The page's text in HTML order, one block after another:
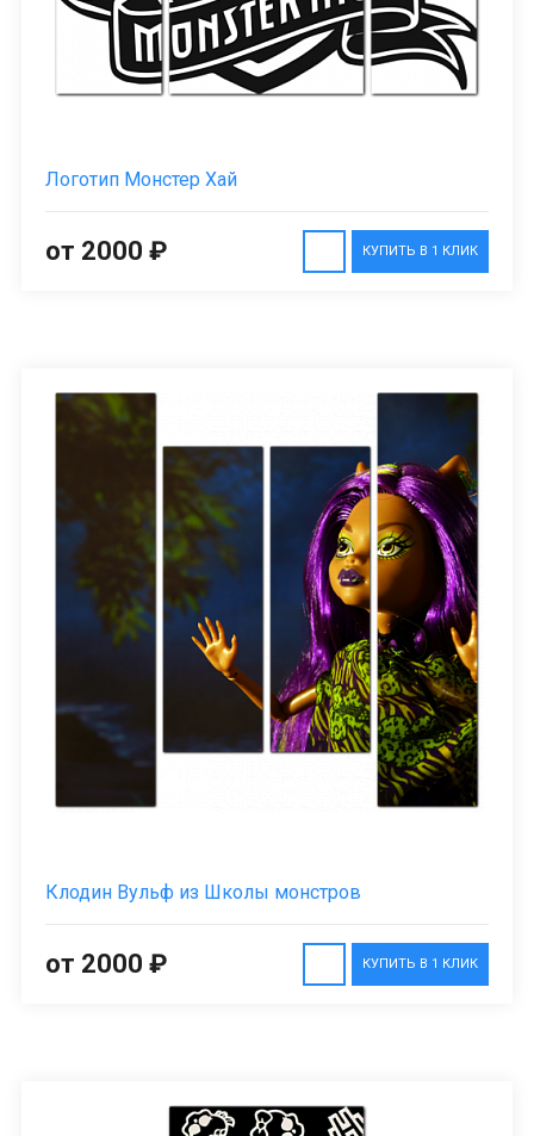
Логотип Монстер Хай
КУПИТЬ В 1 КЛИК
от 2000 ₽
Клодин Вульф из Школы монстров
КУПИТЬ В 1 КЛИК
от 2000 ₽